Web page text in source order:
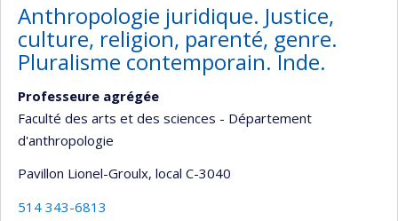
Anthropologie juridique. Justice,
culture, religion, parenté, genre.
Pluralisme contemporain. Inde.
Professeure agrégée
Faculté des arts et des sciences - Département
d'anthropologie
Pavillon Lionel-Groulx, local C-3040
514 343-6813